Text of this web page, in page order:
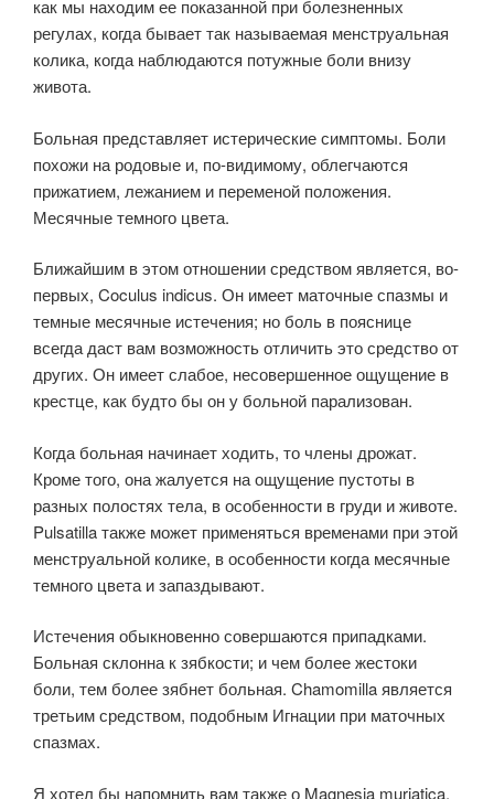
как мы находим ее показанной при болезненных
регулах, когда бывает так называемая менструальная
колика, когда наблюдаются потужные боли внизу
живота.
Больная представляет истерические симптомы. Боли
похожи на родовые и, по-видимому, облегчаются
прижатием, лежанием и переменой положения.
Месячные темного цвета.
Ближайшим в этом отношении средством является, во-
первых, Coculus indicus. Он имеет маточные спазмы и
темные месячные истечения; но боль в пояснице
всегда даст вам возможность отличить это средство от
других. Он имеет слабое, несовершенное ощущение в
крестце, как будто бы он у больной парализован.
Когда больная начинает ходить, то члены дрожат.
Кроме того, она жалуется на ощущение пустоты в
разных полостях тела, в особенности в груди и животе.
Pulsatilla также может применяться временами при этой
менструальной колике, в особенности когда месячные
темного цвета и запаздывают.
Истечения обыкновенно совершаются припадками.
Больная склонна к зябкости; и чем более жестоки
боли, тем более зябнет больная. Chamomilla является
третьим средством, подобным Игнации при маточных
спазмах.
Я хотел бы напомнить вам также о Magnesia muriatica,